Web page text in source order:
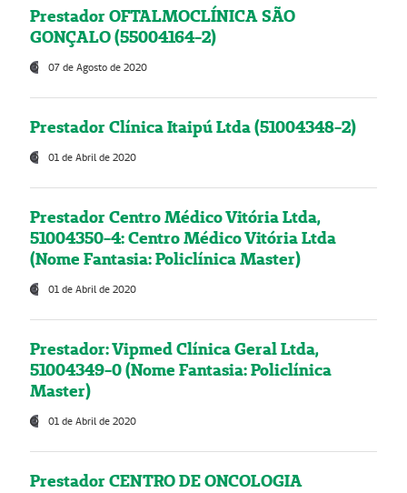
Prestador OFTALMOCLÍNICA SÃO
GONÇALO (55004164-2)
07 de Agosto de 2020
Prestador Clínica Itaipú Ltda (51004348-2)
01 de Abril de 2020
Prestador Centro Médico Vitória Ltda,
51004350-4: Centro Médico Vitória Ltda
(Nome Fantasia: Policlínica Master)
01 de Abril de 2020
Prestador: Vipmed Clínica Geral Ltda,
51004349-0 (Nome Fantasia: Policlínica
Master)
01 de Abril de 2020
Prestador CENTRO DE ONCOLOGIA